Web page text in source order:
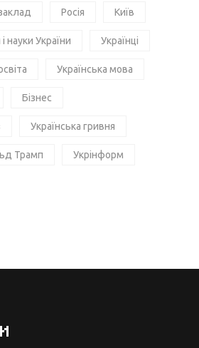
Росія Київ
науки України Українці
Українська мова
Бізнес
Українська гривня
Трамп Укрінформ